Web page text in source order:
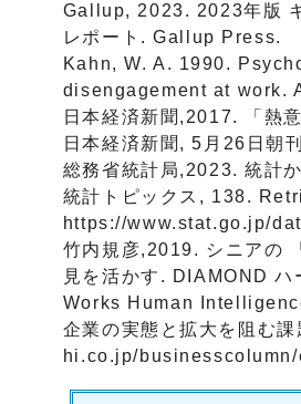
Gallup, 2023. 2023年版
レポート. Gallup Press.
Kahn, W. A. 1990.
disengagement at work.
日本経済新聞,2017. 「熱
日本経済新聞, 5月26日朝
総務省統計局,2023. 統計
統計トピックス, 138.
https://www.stat.go.jp/
竹内規彦,2019. シニアの
見を活かす. DIAMOND
Works Human
企業の実態と拡大を阻む
hi.co.jp/